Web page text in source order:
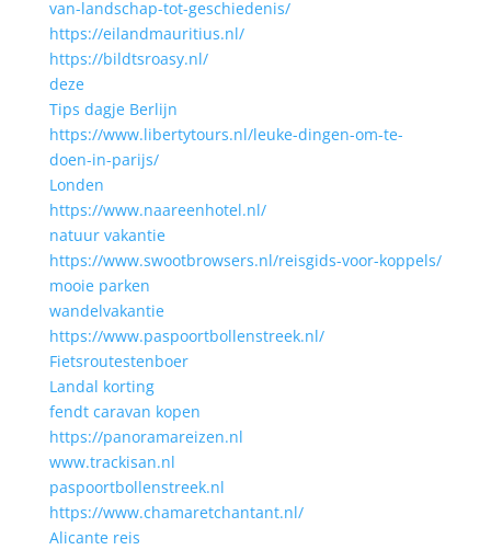
van-landschap-tot-geschiedenis/
https://eilandmauritius.nl/
https://bildtsroasy.nl/
deze
Tips dagje Berlijn
https://www.libertytours.nl/leuke-dingen-om-te-
doen-in-parijs/
Londen
https://www.naareenhotel.nl/
natuur vakantie
https://www.swootbrowsers.nl/reisgids-voor-koppels/
mooie parken
wandelvakantie
https://www.paspoortbollenstreek.nl/
Fietsroutestenboer
Landal korting
fendt caravan kopen
https://panoramareizen.nl
www.trackisan.nl
paspoortbollenstreek.nl
https://www.chamaretchantant.nl/
Alicante reis